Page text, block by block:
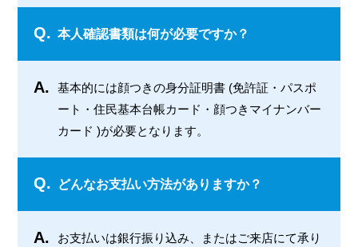
Q. 本人確認書類は何が必要ですか？
A.
基本的には顔つきの身分証明書 (免許証・パスポ
ート・住民基本台帳カード・顔つきマイナンバー
カード )が必要となります。
Q. どんなお支払い方法がありますか？
A.
お支払いは銀行振り込み、またはご来店にて承り